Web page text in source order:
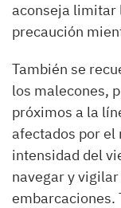
aconseja limitar
precaución
También se
los malecones,
próximos a la
afectados por el
intensidad del
navegar y
embarcaciones.